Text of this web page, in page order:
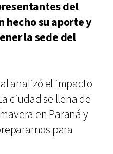
del
hecho su aporte y
la sede del
analizó el impacto
ciudad se llena de
en Paraná y
para